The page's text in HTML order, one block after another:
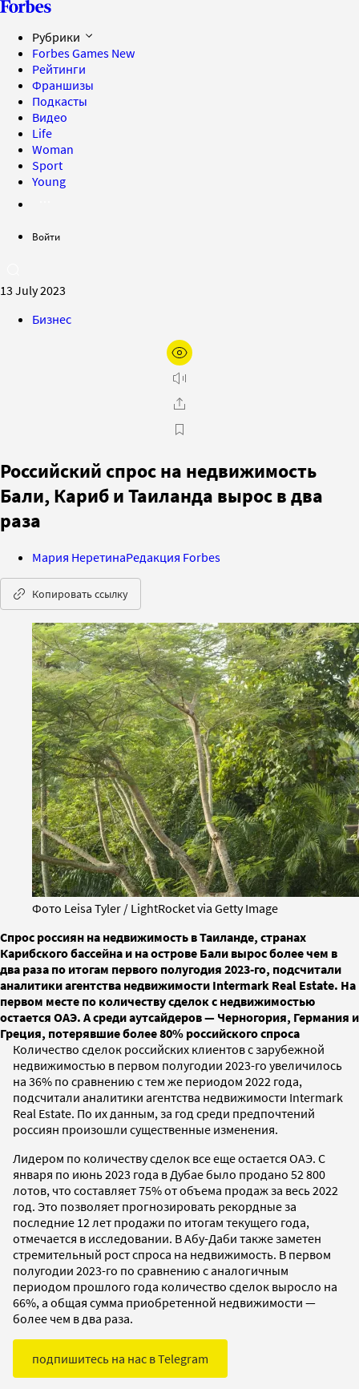
Рубрики
Forbes Games New
Рейтинги
Франшизы
Подкасты
Видео
Life
Woman
Sport
Young
Войти
13 July 2023
Бизнес
Российский спрос на недвижимость
Бали, Кариб и Таиланда вырос в два
раза
Мария НеретинаРедакция Forbes
Копировать ссылку
Фото Leisa Tyler / LightRocket via Getty Image
Спрос россиян на недвижимость в Таиланде, странах
Карибского бассейна и на острове Бали вырос более чем в
два раза по итогам первого полугодия 2023-го, подсчитали
аналитики агентства недвижимости Intermark Real Estate. На
первом месте по количеству сделок с недвижимостью
остается ОАЭ. А среди аутсайдеров — Черногория, Германия и
Греция, потерявшие более 80% российского спроса
Количество сделок российских клиентов с зарубежной
недвижимостью в первом полугодии 2023-го увеличилось
на 36% по сравнению с тем же периодом 2022 года,
подсчитали аналитики агентства недвижимости Intermark
Real Estate. По их данным, за год среди предпочтений
россиян произошли существенные изменения.
Лидером по количеству сделок все еще остается ОАЭ. С
января по июнь 2023 года в Дубае было продано 52 800
лотов, что составляет 75% от объема продаж за весь 2022
год. Это позволяет прогнозировать рекордные за
последние 12 лет продажи по итогам текущего года,
отмечается в исследовании. В Абу-Даби также заметен
стремительный рост спроса на недвижимость. В первом
полугодии 2023-го по сравнению с аналогичным
периодом прошлого года количество сделок выросло на
66%, а общая сумма приобретенной недвижимости —
более чем в два раза.
подпишитесь на нас в Telegram